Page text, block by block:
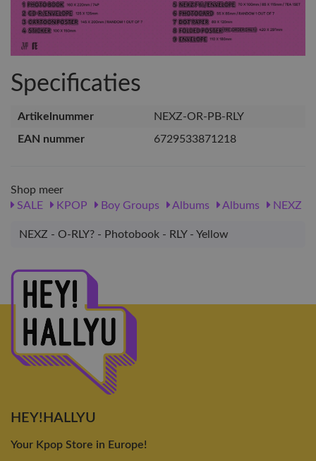
Specificaties
Artikelnummer
NEXZ-OR-PB-RLY
EAN nummer
6729533871218
Shop meer
SALE
KPOP Boy Groups Albums Albums NEXZ
NEXZ - O-RLY? - Photobook - RLY - Yellow
HEY!HALLYU
Your Kpop Store in Europe!